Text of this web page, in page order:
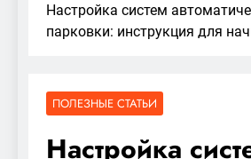
Настройка систем
парковки: инструкция для
ПОЛЕЗНЫЕ СТАТЬИ
Настройка